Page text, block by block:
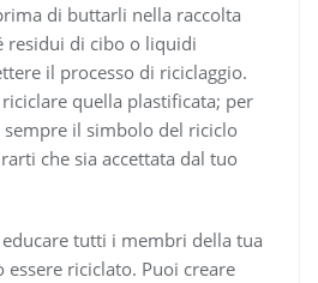
di buttarli nella raccolta
residui di cibo o liquidi
il processo di riciclaggio.
quella plastificata; per
il simbolo del riciclo
che sia accettata dal tuo
tutti i membri della tua
essere riciclato. Puoi creare